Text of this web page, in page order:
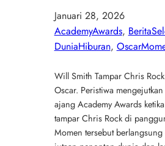
Januari 28, 2026
AcademyAwards,
DuniaHiburan,
Will Smith Tampar Chris
Oscar. Peristiwa
ajang Academy Awards
tampar Chris Rock di
Momen tersebut